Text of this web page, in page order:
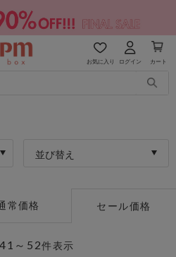
お気に入り ログイン カート
並び替え
常価格 セール価格
41～52件表示